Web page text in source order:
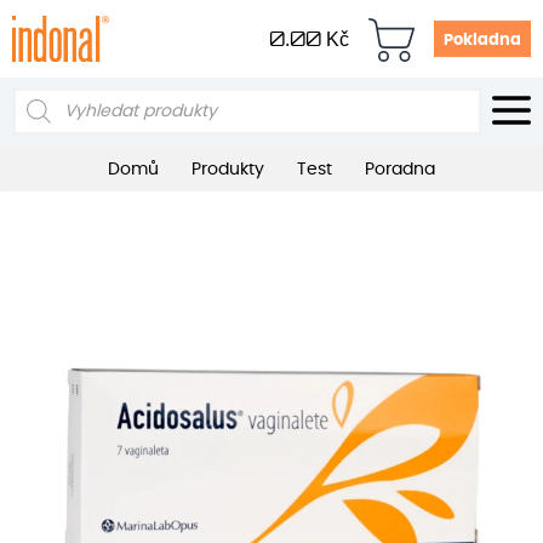
0.00 Kč Pokladna
Products
Domů Produkty Test Poradna